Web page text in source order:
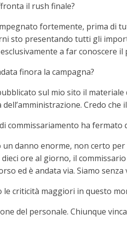
il rush finale?
fortemente, prima di
sto presentando tutti gli
a far conoscere il
finora la campagna?
sul mio sito il
dell’amministrazione. Credo
commissariamento ha fermato
un danno enorme, non certo
dieci ore al giorno, il
ed è andata via. Siamo
le criticità maggiori in questo
del personale. Chiunque